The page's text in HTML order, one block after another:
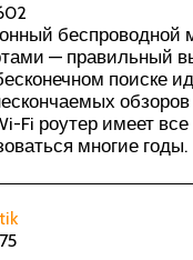
беспроводной
— правильный
поиске
Fi роутер имеет
многие годы.